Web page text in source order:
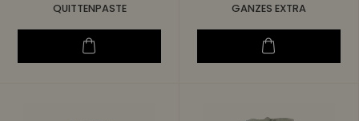
QUITTENPASTE
GANZES EXTRA